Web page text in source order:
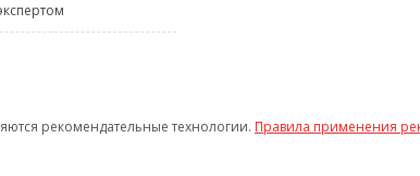
рекомендательные технологии. Правила применения